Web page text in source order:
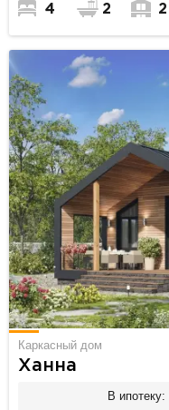
4 2 2
Каркасный дом
Ханна
В ипотеку: